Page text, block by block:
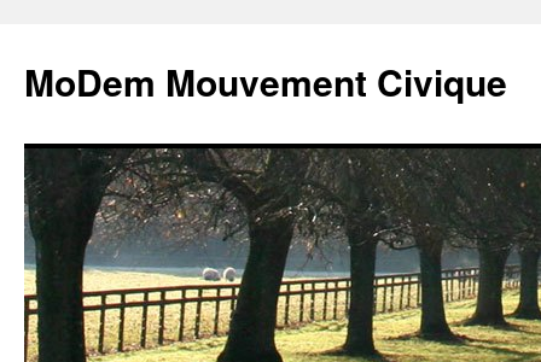
MoDem Mouvement Civique